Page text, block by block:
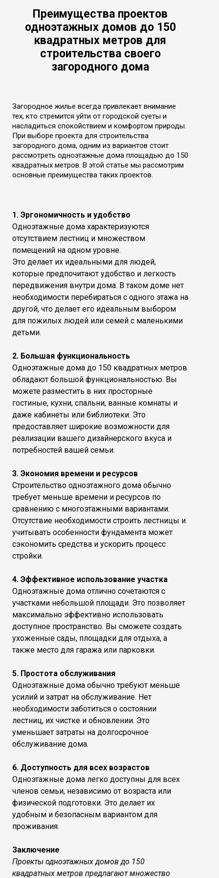
Загородное жилье всегда привлекает внимание
тех, кто стремится уйти от городской суеты и
насладиться спокойствием и комфортом природы.
При выборе проекта для строительства
загородного дома, одним из вариантов стоит
рассмотреть одноэтажные дома площадью до 150
квадратных метров. В этой статье мы рассмотрим
основные преимущества таких проектов.
Преимущества проектов
одноэтажных домов до 150
квадратных метров для
строительства своего
загородного дома
1. Эргономичность и удобство
Одноэтажные дома характеризуются
отсутствием лестниц и множеством
помещений на одном уровне.
Это делает их идеальными для людей,
которые предпочитают удобство и легкость
передвижения внутри дома. В таком доме нет
необходимости перебираться с одного этажа на
другой, что делает его идеальным выбором
для пожилых людей или семей с маленькими
детьми.
2. Большая функциональность
Одноэтажные дома до 150 квадратных метров
обладают большой функциональностью. Вы
можете разместить в них просторные
гостиные, кухни, спальни, ванные комнаты и
даже кабинеты или библиотеки. Это
предоставляет широкие возможности для
реализации вашего дизайнерского вкуса и
потребностей вашей семьи.
3. Экономия времени и ресурсов
Строительство одноэтажного дома обычно
требует меньше времени и ресурсов по
сравнению с многоэтажными вариантами.
Отсутствие необходимости строить лестницы и
учитывать особенности фундамента может
сэкономить средства и ускорить процесс
стройки.
4. Эффективное использование участка
Одноэтажные дома отлично сочетаются с
участками небольшой площади. Это позволяет
максимально эффективно использовать
доступное пространство. Вы сможете создать
ухоженные сады, площадки для отдыха, а
также место для гаража или парковки.
5. Простота обслуживания
Одноэтажные дома обычно требуют меньше
усилий и затрат на обслуживание. Нет
необходимости заботиться о состоянии
лестниц, их чистке и обновлении. Это
уменьшает затраты на долгосрочное
обслуживание дома.
6. Доступность для всех возрастов
Одноэтажные дома легко доступны для всех
членов семьи, независимо от возраста или
физической подготовки. Это делает их
удобным и безопасным вариантом для
проживания.
Заключение
Проекты одноэтажных домов до 150
квадратных метров предлагают множество